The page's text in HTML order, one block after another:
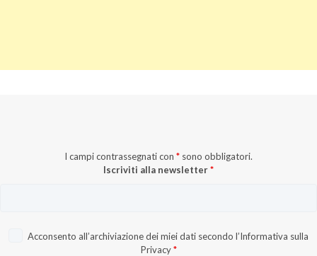
I campi contrassegnati con * sono obbligatori.
Iscriviti alla newsletter*
Acconsento all’archiviazione dei miei dati secondo l’Informativa sulla
Privacy *